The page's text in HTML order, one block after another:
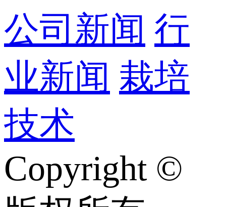
公司新闻 行
业新闻 栽培
技术
Copyright ©